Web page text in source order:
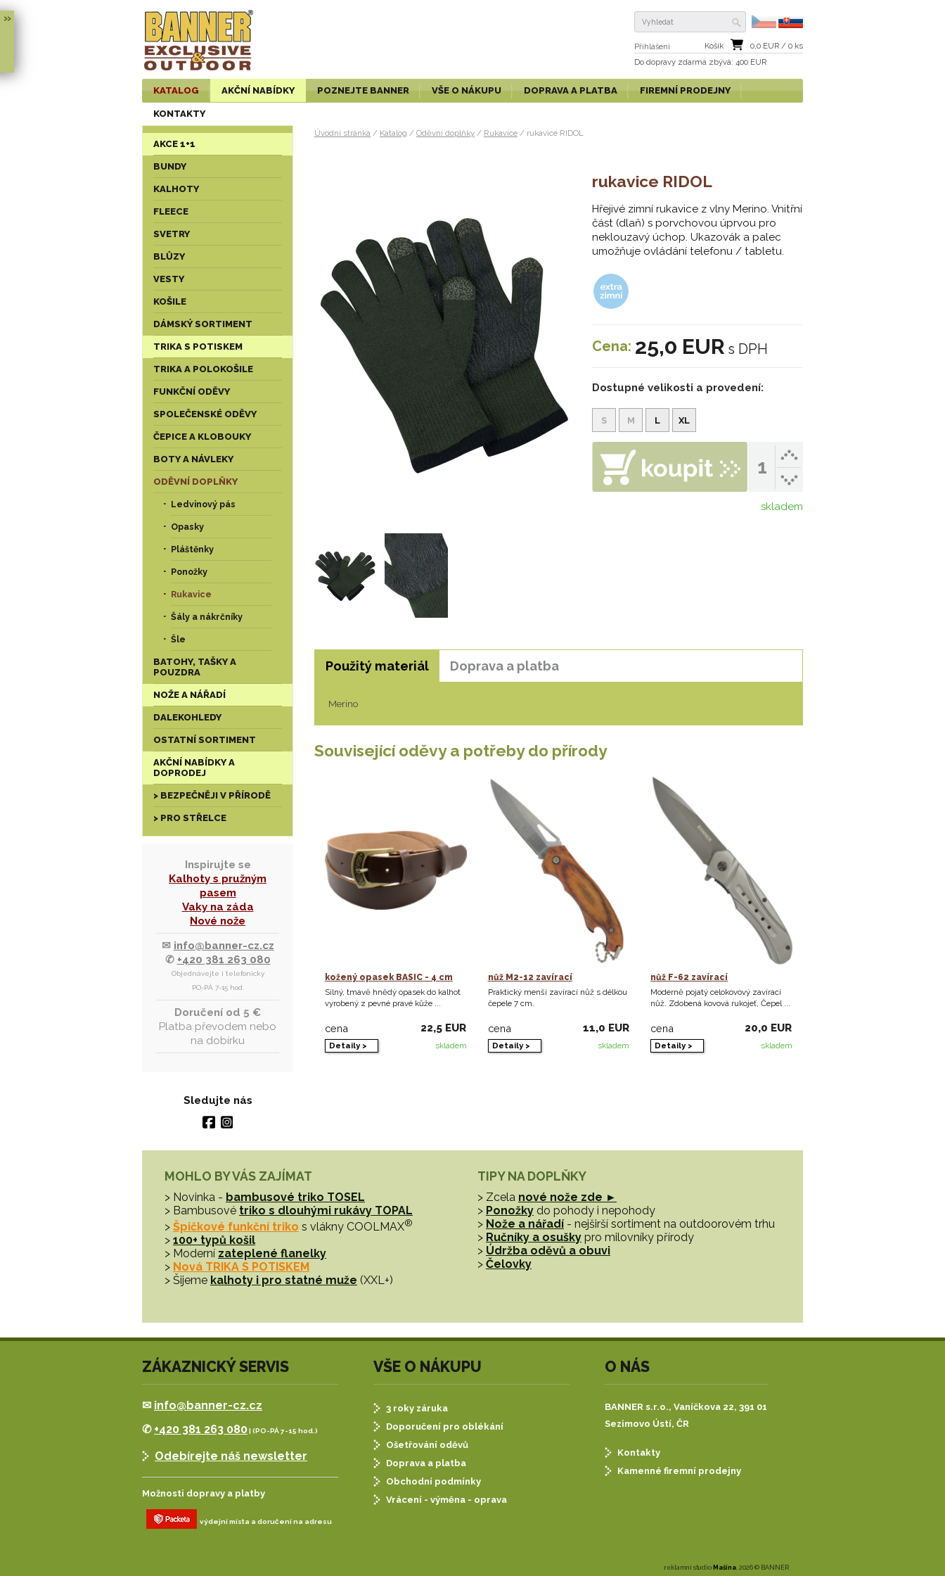
»
Přihlášení Košík 0,0 EUR / 0 ks
Do dopravy zdarma zbývá: 400 EUR
KATALOG AKČNÍ NABÍDKY POZNEJTE BANNER VŠE O NÁKUPU DOPRAVA A PLATBA FIREMNÍ PRODEJNY
KONTAKTY
AKCE 1+1
BUNDY
KALHOTY
FLEECE
SVETRY
BLŮZY
VESTY
KOŠILE
DÁMSKÝ SORTIMENT
TRIKA S POTISKEM
TRIKA A POLOKOŠILE
FUNKČNÍ ODĚVY
SPOLEČENSKÉ ODĚVY
ČEPICE A KLOBOUKY
BOTY A NÁVLEKY
ODĚVNÍ DOPLŇKY
Ledvinový pás
Opasky
Pláštěnky
Ponožky
Rukavice
Šály a nákrčníky
Šle
BATOHY, TAŠKY A
POUZDRA
NOŽE A NÁŘADÍ
DALEKOHLEDY
OSTATNÍ SORTIMENT
AKČNÍ NABÍDKY A
DOPRODEJ
> BEZPEČNĚJI V PŘÍRODĚ
> PRO STŘELCE
Inspirujte se
Kalhoty s pružným
pasem
Vaky na záda
Nové nože
✉ info@banner-cz.cz
✆ +420 381 263 080
Objednávejte i telefonicky
PO-PÁ 7-15 hod.
Doručení od 5 €
Platba převodem nebo
na dobírku
Sledujte nás
Úvodní stránka / Katalog / Oděvní doplňky / Rukavice / rukavice RIDOL
rukavice RIDOL
Hřejivé zimní rukavice z vlny Merino. Vnitřní
část (dlaň) s porvchovou úprvou pro
neklouzavý úchop. Ukazovák a palec
umožňuje ovládání telefonu / tabletu.
Cena: 25,0 EUR s DPH
Dostupné velikosti a provedení:
S M L XL
skladem
Použitý materiál Doprava a platba
Merino
Související oděvy a potřeby do přírody
kožený opasek BASIC - 4 cm
Silný, tmavě hnědý opasek do kalhot
vyrobený z pevné pravé kůže ...
cena 22,5 EUR
Detaily > skladem
nůž M2-12 zavírací
Praktický menší zavírací nůž s délkou
čepele 7 cm.
cena 11,0 EUR
Detaily > skladem
nůž F-62 zavírací
Moderně pojatý celokovový zavírací
nůž. Zdobená kovová rukojeť, Čepel ...
cena 20,0 EUR
Detaily > skladem
MOHLO BY VÁS ZAJÍMAT
> Novinka - bambusové triko TOSEL
> Bambusové triko s dlouhými rukávy TOPAL
> Špičkové funkční triko s vlákny COOLMAX®
> 100+ typů košil
> Moderní zateplené flanelky
> Nová TRIKA S POTISKEM
> Šijeme kalhoty i pro statné muže (XXL+)
TIPY NA DOPLŇKY
> Zcela nové nože zde ►
> Ponožky do pohody i nepohody
> Nože a nářadí - nejširší sortiment na outdoorovém trhu
> Ručníky a osušky pro milovníky přírody
> Údržba oděvů a obuvi
> Čelovky
ZÁKAZNICKÝ SERVIS
✉ info@banner-cz.cz
✆ +420 381 263 080| (PO-PÁ 7-15 hod.)
Odebírejte náš newsletter
Možnosti dopravy a platby
výdejní místa a doručení na adresu
VŠE O NÁKUPU
3 roky záruka
Doporučení pro oblékání
Ošetřování oděvů
Doprava a platba
Obchodní podmínky
Vrácení - výměna - oprava
O NÁS
BANNER s.r.o., Vaníčkova 22, 391 01
Sezimovo Ústí, ČR
Kontakty
Kamenné firemní prodejny
reklamní studio Mašina, 2026 © BANNER